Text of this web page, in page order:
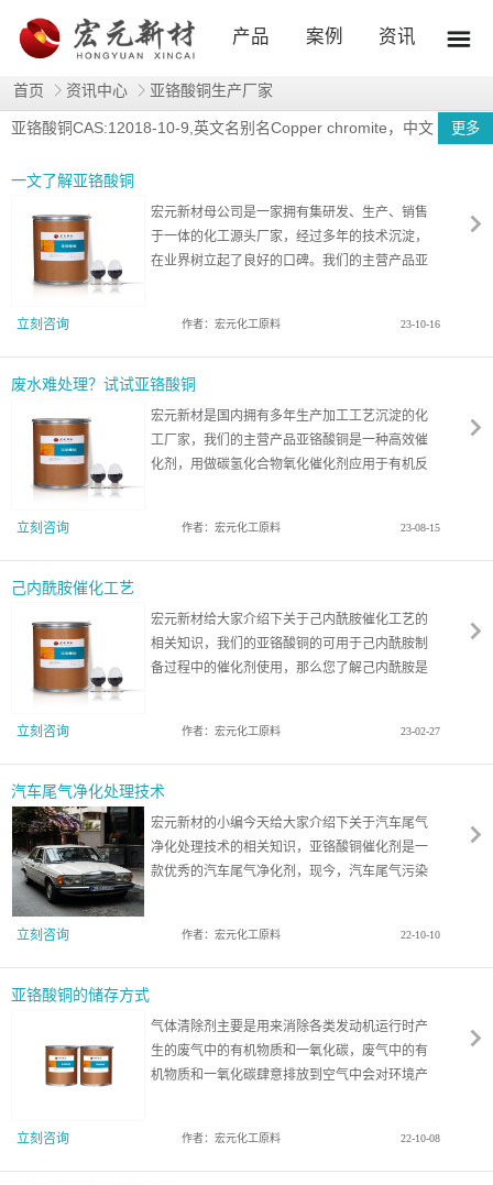
产品 案例 资讯
首页 资讯中心 亚铬酸铜生产厂家
更多
亚铬酸铜CAS:12018-10-9,英文名别名Copper chromite，中文
推进剂中，在航天等工业方面应用。
一文了解亚铬酸铜
宏元新材母公司是一家拥有集研发、生产、销售
于一体的化工源头厂家，经过多年的技术沉淀，
在业界树立起了良好的口碑。我们的主营产品亚
种复合固体推进剂中，在航天等工业方面应用。
立刻咨询 作者：宏元化工原料 23-10-16
废水难处理？试试亚铬酸铜
宏元新材是国内拥有多年生产加工工艺沉淀的化
工厂家，我们的主营产品亚铬酸铜是一种高效催
化剂，用做碳氢化合物氧化催化剂应用于有机反
立刻咨询
作者：宏元化工原料 23-08-15
己内酰胺催化工艺
宏元新材给大家介绍下关于己内酰胺催化工艺的
相关知识，我们的亚铬酸铜的可用于己内酰胺制
备过程中的催化剂使用，那么您了解己内酰胺是
立刻咨询 作者：宏元化工原料 23-02-27
汽车尾气净化处理技术
宏元新材的小编今天给大家介绍下关于汽车尾气
净化处理技术的相关知识，亚铬酸铜催化剂是一
款优秀的汽车尾气净化剂，现今，汽车尾气污染
立刻咨询
作者：宏元化工原料 22-10-10
亚铬酸铜的储存方式
气体清除剂主要是用来消除各类发动机运行时产
生的废气中的有机物质和一氧化碳，废气中的有
机物质和一氧化碳肆意排放到空气中会对环境产
让它在使用的时候能够将废弃中的有机物质和一
氧化碳完全消除。
立刻咨询 作者：宏元化工原料 22-10-08